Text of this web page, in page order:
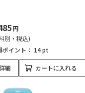
円
別・税込)
ポイント： 14 pt
細 カートに入れる